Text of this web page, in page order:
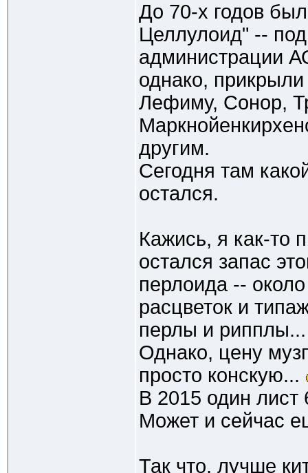
До 70-х годов
Целлулоид" --
администрации
однако,
Лефиму, Сонор,
другим.
Сегодня там
остался.
Кажись, я как-то
остался запас
перлоида --
расцветок и
перлы и рипплы...
Однако, цену
просто конскую...
В 2015 один лист
Может и сейчас
Так что, лучше